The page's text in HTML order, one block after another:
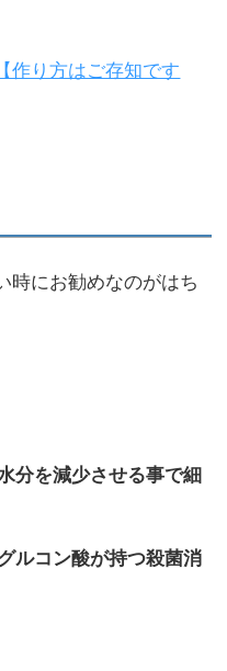
作り方はご存知です
時にお勧めなのがはち
分を減少させる事で細
ルコン酸が持つ殺菌消